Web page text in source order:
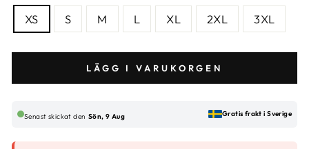
XS S M L XL 2XL 3XL
LÄGG I VARUKORGEN
Senast skickat den Sön, 9 Aug Gratis frakt i Sverige